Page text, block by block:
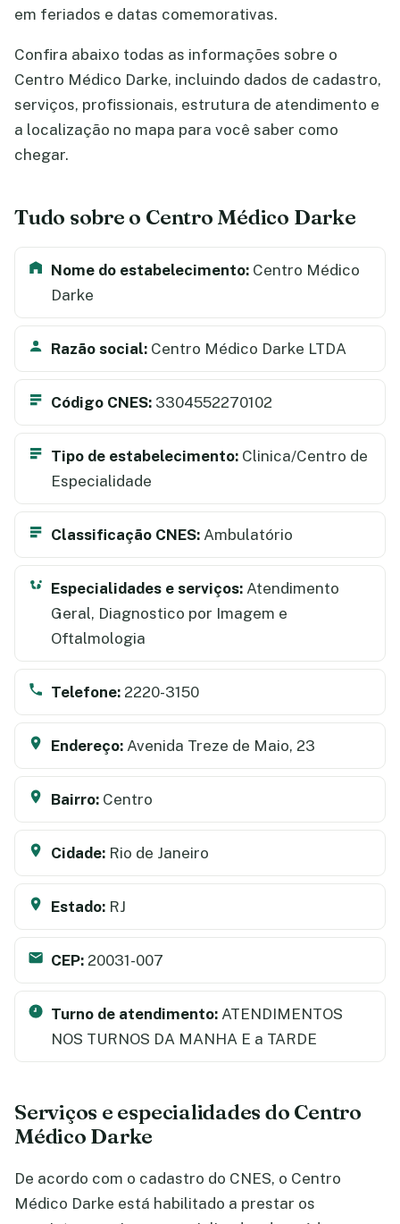
em feriados e datas comemorativas.
Confira abaixo todas as informações sobre o
Centro Médico Darke, incluindo dados de cadastro,
serviços, profissionais, estrutura de atendimento e
a localização no mapa para você saber como
chegar.
Tudo sobre o Centro Médico Darke
Nome do estabelecimento: Centro Médico
Darke
Razão social: Centro Médico Darke LTDA
Código CNES: 3304552270102
Tipo de estabelecimento: Clinica/Centro de
Especialidade
Classificação CNES: Ambulatório
Especialidades e serviços: Atendimento
Geral, Diagnostico por Imagem e
Oftalmologia
Telefone: 2220-3150
Endereço: Avenida Treze de Maio, 23
Bairro: Centro
Cidade: Rio de Janeiro
Estado: RJ
CEP: 20031-007
Turno de atendimento: ATENDIMENTOS
NOS TURNOS DA MANHA E a TARDE
Serviços e especialidades do Centro
Médico Darke
De acordo com o cadastro do CNES, o Centro
Médico Darke está habilitado a prestar os